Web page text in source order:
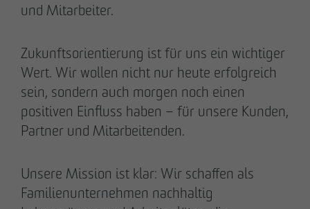
und Mitarbeiter.
Zukunftsorientierung ist für uns ein wichtiger
Wert. Wir wollen nicht nur heute erfolgreich
sein, sondern auch morgen noch einen
positiven Einfluss haben – für unsere Kunden,
Partner und Mitarbeitenden.
Unsere Mission ist klar: Wir schaffen als
Familienunternehmen nachhaltig